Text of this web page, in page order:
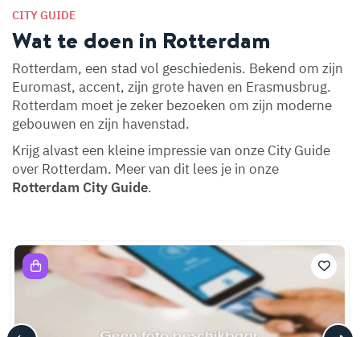
CITY GUIDE
Wat te doen in Rotterdam
Rotterdam, een stad vol geschiedenis. Bekend om zijn
Euromast, accent, zijn grote haven en Erasmusbrug.
Rotterdam moet je zeker bezoeken om zijn moderne
gebouwen en zijn havenstad.
Krijg alvast een kleine impressie van onze City Guide
over Rotterdam. Meer van dit lees je in onze
Rotterdam City Guide.